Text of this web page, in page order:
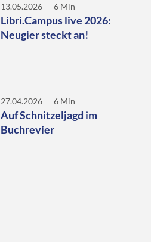
13.05.2026 6 Min
Libri.Campus live 2026:
Neugier steckt an!
27.04.2026 6 Min
Auf Schnitzeljagd im
Buchrevier